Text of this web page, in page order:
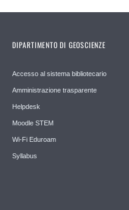
DIPARTIMENTO DI GEOSCIENZE
Accesso al sistema bibliotecario
Amministrazione trasparente
Helpdesk
Moodle STEM
Wi-Fi Eduroam
Syllabus